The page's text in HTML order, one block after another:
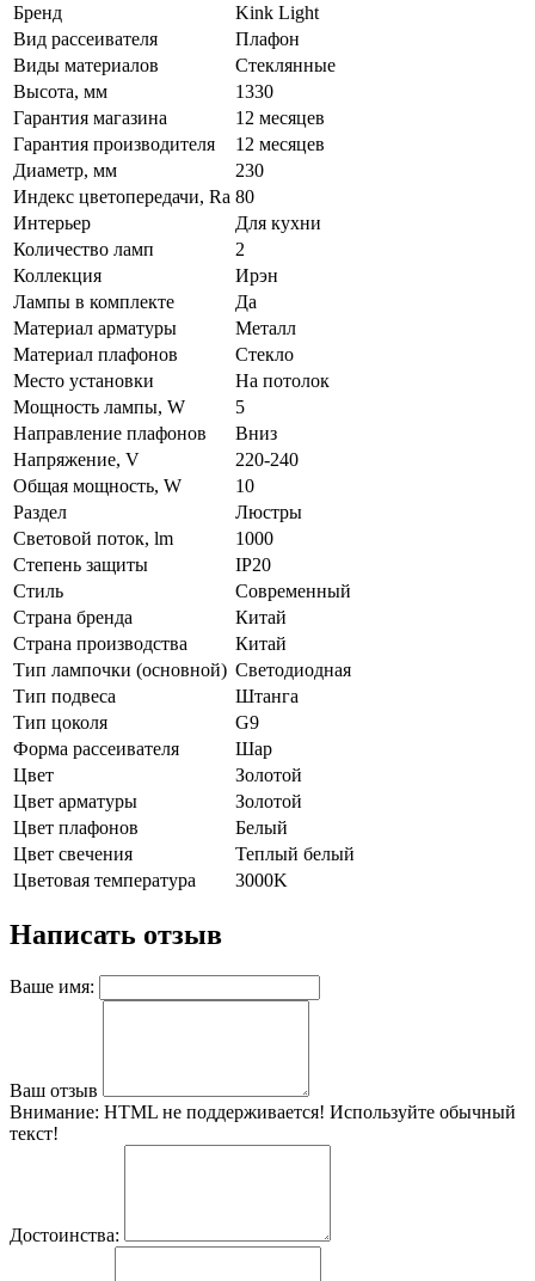
Бренд
Kink Light
Вид рассеивателя
Плафон
Виды материалов
Стеклянные
Высота, мм
1330
Гарантия магазина
12 месяцев
Гарантия производителя
12 месяцев
Диаметр, мм
230
Индекс цветопередачи, Ra 80
Интерьер
Для кухни
Количество ламп
2
Коллекция
Ирэн
Лампы в комплекте
Да
Материал арматуры
Металл
Материал плафонов
Стекло
Место установки
На потолок
Мощность лампы, W
5
Направление плафонов
Вниз
Напряжение, V
220-240
Общая мощность, W
10
Раздел
Люстры
Световой поток, lm
1000
Степень защиты
IP20
Стиль
Современный
Страна бренда
Китай
Страна производства
Китай
Тип лампочки (основной) Светодиодная
Тип подвеса
Штанга
Тип цоколя
G9
Форма рассеивателя
Шар
Цвет
Золотой
Цвет арматуры
Золотой
Цвет плафонов
Белый
Цвет свечения
Теплый белый
Цветовая температура
3000K
Написать отзыв
Ваше имя:
Ваш отзыв
Внимание: HTML не поддерживается! Используйте обычный
текст!
Достоинства: